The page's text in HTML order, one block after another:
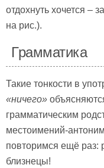
отдохнуть хочется –
на рис.).
Грамматика
Такие тонкости в
«ничего»
грамматическим
местоимений-
повторимся ещё раз:
близнецы!